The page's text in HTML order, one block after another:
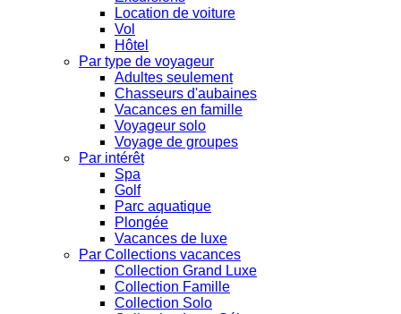
Location de voiture
Vol
Hôtel
Par type de voyageur
Adultes seulement
Chasseurs d'aubaines
Vacances en famille
Voyageur solo
Voyage de groupes
Par intérêt
Spa
Golf
Parc aquatique
Plongée
Vacances de luxe
Par Collections vacances
Collection Grand Luxe
Collection Famille
Collection Solo